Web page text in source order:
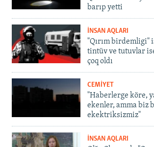
barıp yetti
İNSAN AQLARI
"Qırım birdemligi"
tintüv ve tutuvlar
çoq oldı
CEMİYET
"Haberlerge köre,
ekenler, amma biz
ekektriksizmiz"
İNSAN AQLARI